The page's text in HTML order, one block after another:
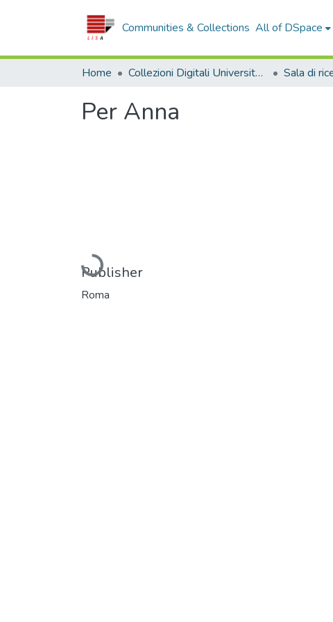
Communities & Collections All of DSpace
Home Collezioni Digitali Università della Calabria
Per Anna
Loading...
Publisher
Roma